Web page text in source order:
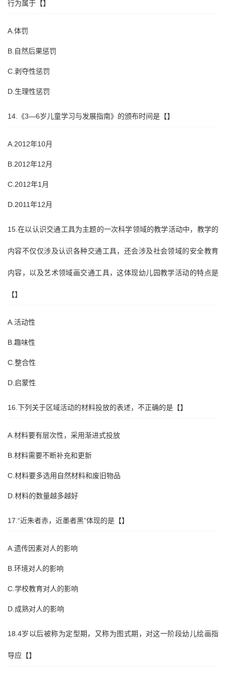
行为属于【】
A.体罚
B.自然后果惩罚
C.剥夺性惩罚
D.生理性惩罚
14.《3—6岁儿童学习与发展指南》的颁布时间是【】
A.2012年10月
B.2012年12月
C.2012年1月
D.2011年12月
15.在以认识交通工具为主题的一次科学领域的教学活动中，教学的
内容不仅仅涉及认识各种交通工具，还会涉及社会领域的安全教育
内容，以及艺术领域画交通工具，这体现幼儿园教学活动的特点是
【】
A.活动性
B.趣味性
C.整合性
D.启蒙性
16.下列关于区域活动的材料投放的表述，不正确的是【】
A.材料要有层次性，采用渐进式投放
B.材料需要不断补充和更新
C.材料要多选用自然材料和废旧物品
D.材料的数量越多越好
17.“近朱者赤，近墨者黑”体现的是【】
A.遗传因素对人的影响
B.环境对人的影响
C.学校教育对人的影响
D.成熟对人的影响
18.4岁以后被称为定型期，又称为图式期，对这一阶段幼儿绘画指
导应【】